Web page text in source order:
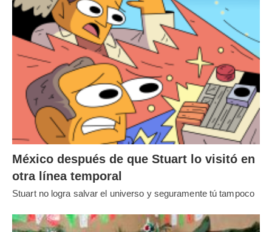
México después de que Stuart lo visitó en
otra línea temporal
Stuart no logra salvar el universo y seguramente tú tampoco